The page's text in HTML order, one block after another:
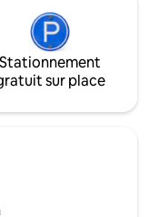
Stationnement
sur place